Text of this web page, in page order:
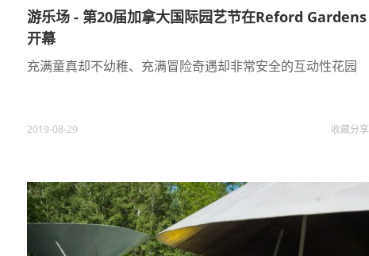
游乐场 - 第20届加拿大国际园艺节在Reford Gardens
开幕
充满童真却不幼稚、充满冒险奇遇却非常安全的互动性花园
2019-08-29 收藏分享